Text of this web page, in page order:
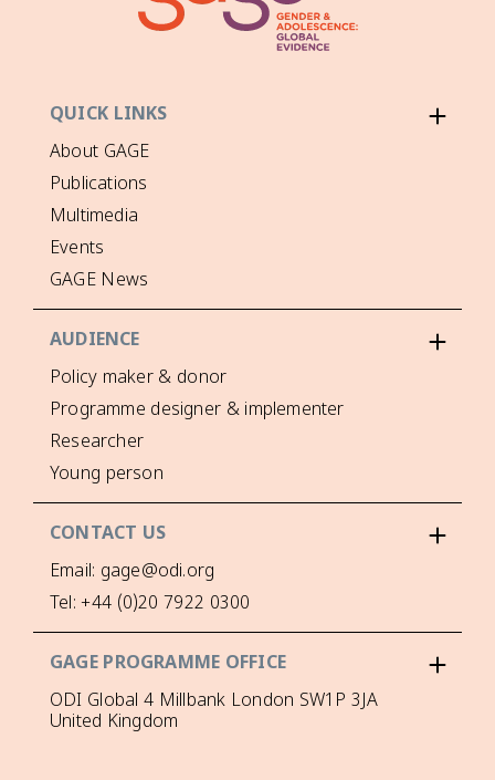
QUICK LINKS
About GAGE
Publications
Multimedia
Events
GAGE News
AUDIENCE
Policy maker & donor
Programme designer & implementer
Researcher
Young person
CONTACT US
Email: gage@odi.org
Tel: +44 (0)20 7922 0300
GAGE PROGRAMME OFFICE
ODI Global 4 Millbank London SW1P 3JA
United Kingdom